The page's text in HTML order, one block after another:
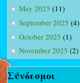
May 2025 (11)
September 2025 (4)
October 2025 (1)
November 2025 (2)
Σύνδεσμοι